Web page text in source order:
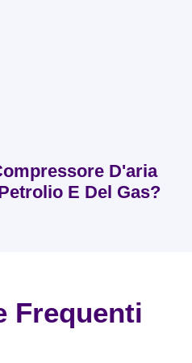
D'aria
E Del Gas?
Frequenti